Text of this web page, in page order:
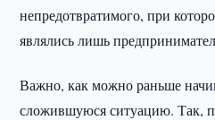
непредотвратимого, при
являлись лишь
Важно, как можно раньше
сложившуюся ситуацию. Так,